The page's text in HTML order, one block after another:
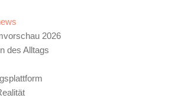
2026
des Alltags